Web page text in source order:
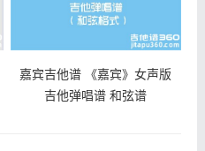
嘉宾吉他谱 《嘉宾》女声版
吉他弹唱谱 和弦谱